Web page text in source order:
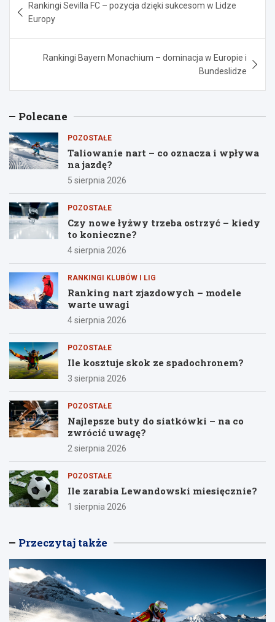
wpisu
Rankingi Sevilla FC – pozycja dzięki sukcesom w Lidze
Europy
Rankingi Bayern Monachium – dominacja w Europie i
Bundeslidze
Polecane
POZOSTAŁE
Taliowanie nart – co oznacza i wpływa
na jazdę?
5 sierpnia 2026
POZOSTAŁE
Czy nowe łyżwy trzeba ostrzyć – kiedy
to konieczne?
4 sierpnia 2026
RANKINGI KLUBÓW I LIG
Ranking nart zjazdowych – modele
warte uwagi
4 sierpnia 2026
POZOSTAŁE
Ile kosztuje skok ze spadochronem?
3 sierpnia 2026
POZOSTAŁE
Najlepsze buty do siatkówki – na co
zwrócić uwagę?
2 sierpnia 2026
POZOSTAŁE
Ile zarabia Lewandowski miesięcznie?
1 sierpnia 2026
Przeczytaj także